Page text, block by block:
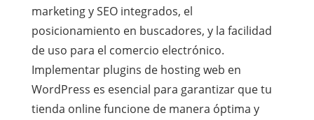
marketing y SEO integrados, el
posicionamiento en buscadores, y la facilidad
de uso para el comercio electrónico.
Implementar plugins de hosting web en
WordPress es esencial para garantizar que tu
tienda online funcione de manera óptima y